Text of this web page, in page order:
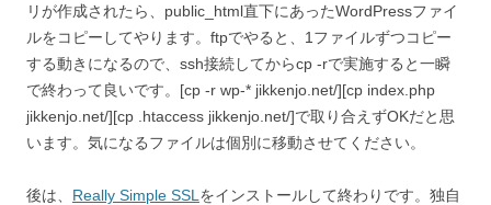
リが作成されたら、public_html直下にあったWordPressファイ
ルをコピーしてやります。ftpでやると、1ファイルずつコピー
する動きになるので、ssh接続してからcp -rで実施すると一瞬
で終わって良いです。[cp -r wp-* jikkenjo.net/][cp index.php
jikkenjo.net/][cp .htaccess jikkenjo.net/]で取り合えずOKだと思
います。気になるファイルは個別に移動させてください。
後は、 Really Simple SSL をインストールして終わりです。独自